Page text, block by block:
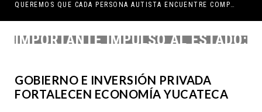
LO MÁS IMPORTANTE ES QUE LO HAGAMOS EN EQUIPO: CPL
LA INVERSIÓN REPRESENTA UN
IMPORTANTE IMPULSO AL ESTADO:
GOBIERNO E INVERSIÓN PRIVADA
FORTALECEN ECONOMÍA YUCATECA